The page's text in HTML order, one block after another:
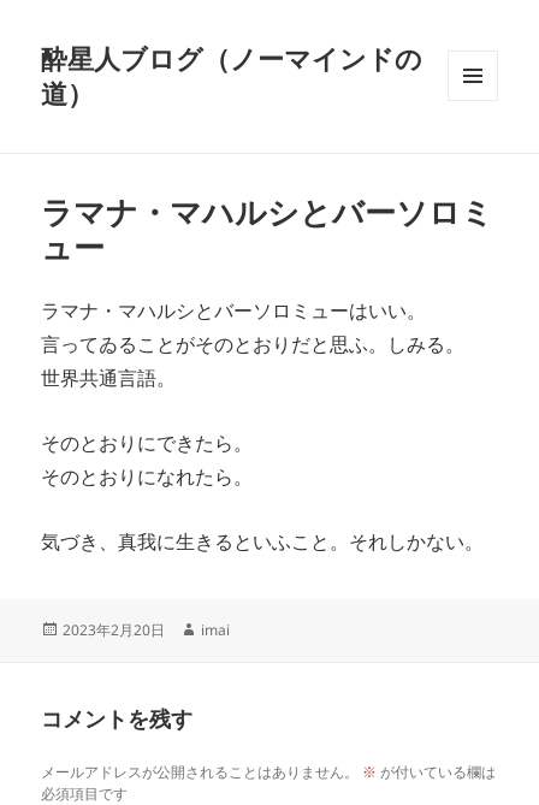
酔星人ブログ（ノーマインドの
道）
ラマナ・マハルシとバーソロミ
ュー
ラマナ・マハルシとバーソロミューはいい。
言ってゐることがそのとおりだと思ふ。しみる。
世界共通言語。
そのとおりにできたら。
そのとおりになれたら。
気づき、真我に生きるといふこと。それしかない。
投
2023年2月20日
作
imai
コメントを残す
メールアドレスが公開されることはありません。 ※ が付いている欄は
必須項目です